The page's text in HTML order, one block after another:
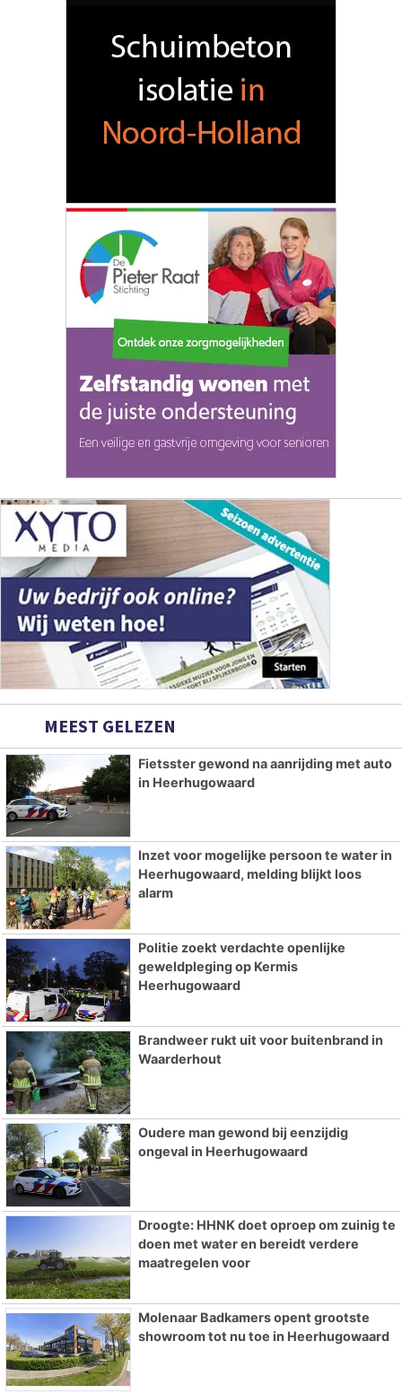
MEEST GELEZEN
Fietsster gewond na aanrijding met auto
in Heerhugowaard
Inzet voor mogelijke persoon te water in
Heerhugowaard, melding blijkt loos
alarm
Politie zoekt verdachte openlijke
geweldpleging op Kermis
Heerhugowaard
Brandweer rukt uit voor buitenbrand in
Waarderhout
Oudere man gewond bij eenzijdig
ongeval in Heerhugowaard
Droogte: HHNK doet oproep om zuinig te
doen met water en bereidt verdere
maatregelen voor
Molenaar Badkamers opent grootste
showroom tot nu toe in Heerhugowaard